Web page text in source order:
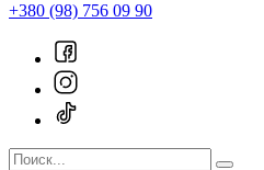
+380 (98) 756 09 90